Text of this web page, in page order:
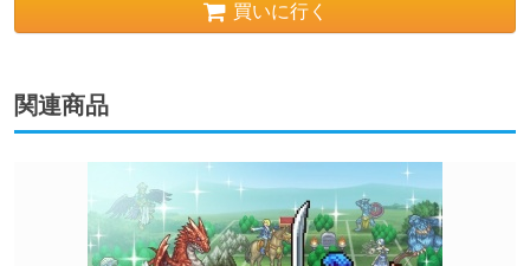
買いに行く
関連商品